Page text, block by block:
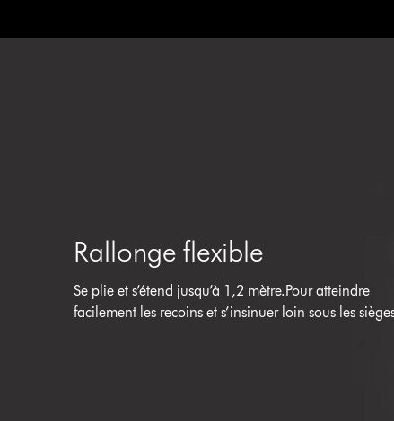
Rallonge flexible
Se plie et s’étend jusqu’à 1,2 mètre.Pour atteindre
facilement les recoins et s’insinuer loin sous les